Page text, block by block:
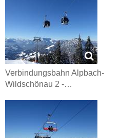
Verbindungsbahn Alpbach-
Wildschönau 2 -…